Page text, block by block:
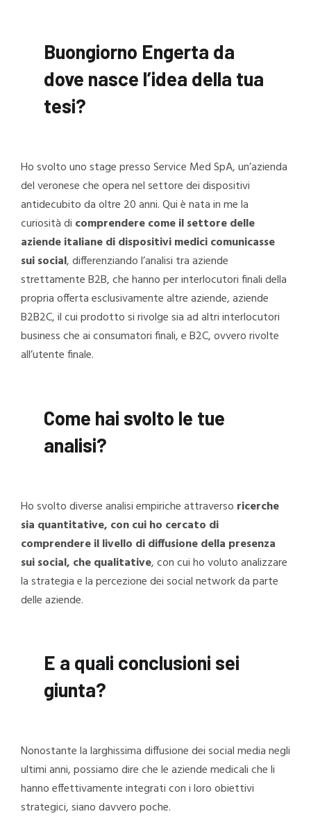
Buongiorno Engerta da
dove nasce l’idea della tua
tesi?
Ho svolto uno stage presso Service Med SpA, un’azienda
del veronese che opera nel settore dei dispositivi
antidecubito da oltre 20 anni. Qui è nata in me la
curiosità di comprendere come il settore delle
aziende italiane di dispositivi medici comunicasse
sui social, differenziando l’analisi tra aziende
strettamente B2B, che hanno per interlocutori finali della
propria offerta esclusivamente altre aziende, aziende
B2B2C, il cui prodotto si rivolge sia ad altri interlocutori
business che ai consumatori finali, e B2C, ovvero rivolte
all’utente finale.
Come hai svolto le tue
analisi?
Ho svolto diverse analisi empiriche attraverso ricerche
sia quantitative, con cui ho cercato di
comprendere il livello di diffusione della presenza
sui social, che qualitative, con cui ho voluto analizzare
la strategia e la percezione dei social network da parte
delle aziende.
E a quali conclusioni sei
giunta?
Nonostante la larghissima diffusione dei social media negli
ultimi anni, possiamo dire che le aziende medicali che li
hanno effettivamente integrati con i loro obiettivi
strategici, siano davvero poche.